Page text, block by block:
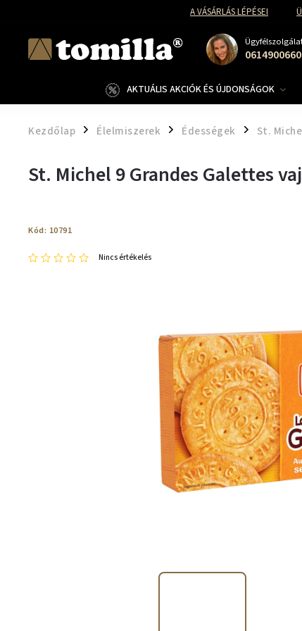
A VÁSÁRLÁS LÉPÉSEI
0614900660
AKTUÁLIS AKCIÓK ÉS ÚJDONSÁGOK
Kezdőlap / Élelmiszerek / Édességek / St.
St. Michel 9 Grandes Galettes
Kód: 10791
Nincs értékelés